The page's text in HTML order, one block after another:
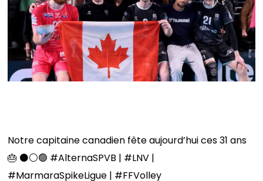
Notre capitaine canadien fête aujourd’hui ces 31 ans
🎂 ⚫️⚪️🟢 #AlternaSPVB | #LNV |
#MarmaraSpikeLigue | #FFVolley